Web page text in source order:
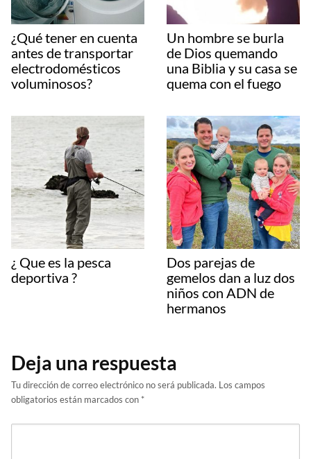
¿Qué tener en cuenta
antes de transportar
electrodomésticos
voluminosos?
Un hombre se burla
de Dios quemando
una Biblia y su casa se
quema con el fuego
¿ Que es la pesca
deportiva ?
Dos parejas de
gemelos dan a luz dos
niños con ADN de
hermanos
Deja una respuesta
Tu dirección de correo electrónico no será publicada. Los campos
obligatorios están marcados con *